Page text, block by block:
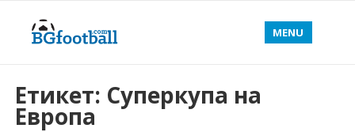
MENU
Етикет: Суперкупа на
Европа